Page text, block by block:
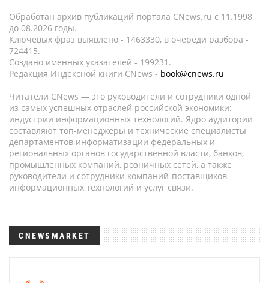
Обработан архив публикаций портала CNews.ru c 11.1998
до 08.2026 годы.
Ключевых фраз выявлено - 1463330, в очереди разбора -
724415.
Создано именных указателей - 199231.
Редакция Индексной книги CNews - book@cnews.ru
Читатели CNews — это руководители и сотрудники одной
из самых успешных отраслей российской экономики:
индустрии информационных технологий. Ядро аудитории
составляют топ-менеджеры и технические специалисты
департаментов информатизации федеральных и
региональных органов государственной власти, банков,
промышленных компаний, розничных сетей, а также
руководители и сотрудники компаний-поставщиков
информационных технологий и услуг связи.
CNEWSMARKET